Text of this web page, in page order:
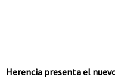
Herencia presenta el